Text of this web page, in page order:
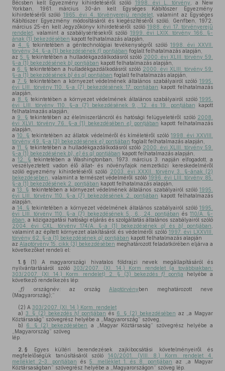
Bécsben kelt Egyezmény kihirdetéséről szóló 1998. évi L. törvény , a New
Yorkban, 1961. március 30-án kelt Egységes Kábítószer Egyezmény
kihirdetéséről szóló 1965. évi 4. törvényerejű rendelet, valamint az Egységes
Kábítószer Egyezmény módosításáról és kiegészítéséről szóló, Genfben, 1972.
március 25-én kelt Jegyzőkönyv kihirdetéséről szóló 1988. évi 17. törvényerejű
rendelet , valamint a szabálysértésekről szóló 1999. évi LXIX. törvény 166. §-
ának (1) bekezdésében kapott felhatalmazás alapján,
a 4. § tekintetében a géntechnológiai tevékenységről szóló1998. évi XXVII.
törvény 34. §-a (1) bekezdésének f) pontjában foglalt felhatalmazás alapján,
az 5. § tekintetében a hulladékgazdálkodásról szóló 2000. évi XLIII. törvény 59.
§-a (1) bekezdésének b) pontjában kapott felhatalmazás alapján,
a 6. § tekintetében a hulladékgazdálkodásról szóló 2000. évi XLIII. törvény 59.
§-a (1) bekezdésének b) és g) pontjában foglalt felhatalmazás alapján,
a 7. § tekintetében a környezet védelmének általános szabályairól szóló1995.
évi LIII. törvény 110. §-a (7) bekezdésének 17. pontjában kapott felhatalmazás
alapján,
a 8. § tekintetében a környezet védelmének általános szabályairól szóló 1995.
évi LIII. törvény 110. §-a (7) bekezdésének 9., 12. és 19. pontjában kapott
felhatalmazás alapján,
a 9. § tekintetében az élelmiszerláncról és hatósági felügyeletéről szóló 2008.
évi XLVI. törvény 76. §-a (1) bekezdésében e) pontjában kapott felhatalmazás
alapján,
a 10. § tekintetében az állatok védelméről és kíméletéről szóló 1998. évi XXVIII.
törvény 49. §-a (3) bekezdésének e) pontjában foglalt felhatalmazás alapján,
a 11. § tekintetében a hulladékgazdálkodásról szóló 2000. évi XLIII. törvény 59.
§-a (1) bekezdésének b), e) és g) pontjában kapott felhatalmazás alapján,
a12. § tekintetében a Washingtonban, 1973. március 3. napján elfogadott, a
veszélyeztetett vadon élő állat- és növényfajok nemzetközi kereskedelméről
szóló egyezmény kihirdetéséről szóló 2003. évi XXXII. törvény 3. §-ának (2)
bekezdésében , valamint a természet védelméről szóló 1996. évi LIII. törvény 85.
§-a (1) bekezdésének 2. pontjában kapott felhatalmazás alapján,
a13. § tekintetében a környezet védelmének általános szabályairól szóló1995.
évi LIII. törvény 110. §-a (7) bekezdésének 2. pontjában kapott felhatalmazás
alapján,
a14. § tekintetében a környezet védelmének általános szabályairól szóló1995.
évi LIII. törvény 110. §-a (7) bekezdésének 5., 6., 24. pontjában és 110/A. §-
ában , a közigazgatási hatósági eljárás és szolgáltatás általános szabályairól szóló
2004. évi CXL. törvény 174/A. §-a (1) bekezdésének a) és b) pontjában
valamint az épített környezet alakításáról és védelméről szóló 1997. évi LXXVIII.
törvény 62. §-a (1) bekezdésének g) pontjában kapott felhatalmazás alapján
az Alaptörvény 15. cikk (3) bekezdésében meghatározott feladatkörében eljárva a
következőket rendeli el:
1. § (1)
A magyarországi hivatalos földrajzi nevek megállapításáról és
nyilvántartásáról szóló303/2007. (XI. 14.) Korm rendelet (a továbbiakban:
303/2007. (XI. 14.) Korm. rendelet) 2. § (3) bekezdés f) pontja helyébe a
következő rendelkezés lép:
f) országnév: az ország Alaptörvényben meghatározott neve
(Magyarország);”
(2) A 303/2007. (XI. 14.) Korm. rendelet
a) 3. § (2) bekezdés h) pontjában és 6. § (2) bekezdésében az „a Magyar
Köztársaság” szövegrész helyébe a „Magyarország” szöveg,
b)
6. § (2) bekezdésében
a „Magyar Köztársaság” szövegrész helyébe a
„Magyarország” szöveg
lép.
2. § Egyes kültéri berendezések zajkibocsátási követelményeiről és
megfelelőségük tanúsításáról szóló 140/2001. (VIII. 8.) Korm. rendelet 4.
melléklet 2–3. pontjában és 5. melléklet 1. és 8. pontjában
az „a Magyar
Köztársaságban” szövegrész helyébe a „Magyarországon” szöveg lép.